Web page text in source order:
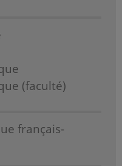
(faculté)
français-